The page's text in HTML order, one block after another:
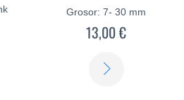
Grosor: 7- 30 mm
13,00 €